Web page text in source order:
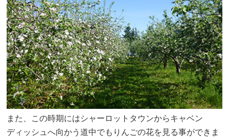
また、この時期にはシャーロットタウンからキャベン
ディッシュへ向かう道中でもりんごの花を見る事ができま